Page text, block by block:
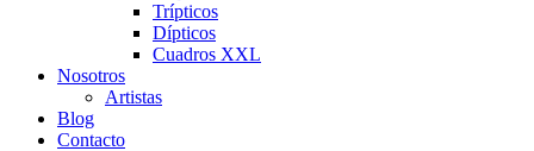
Trípticos
Dípticos
Cuadros XXL
Nosotros
Artistas
Blog
Contacto